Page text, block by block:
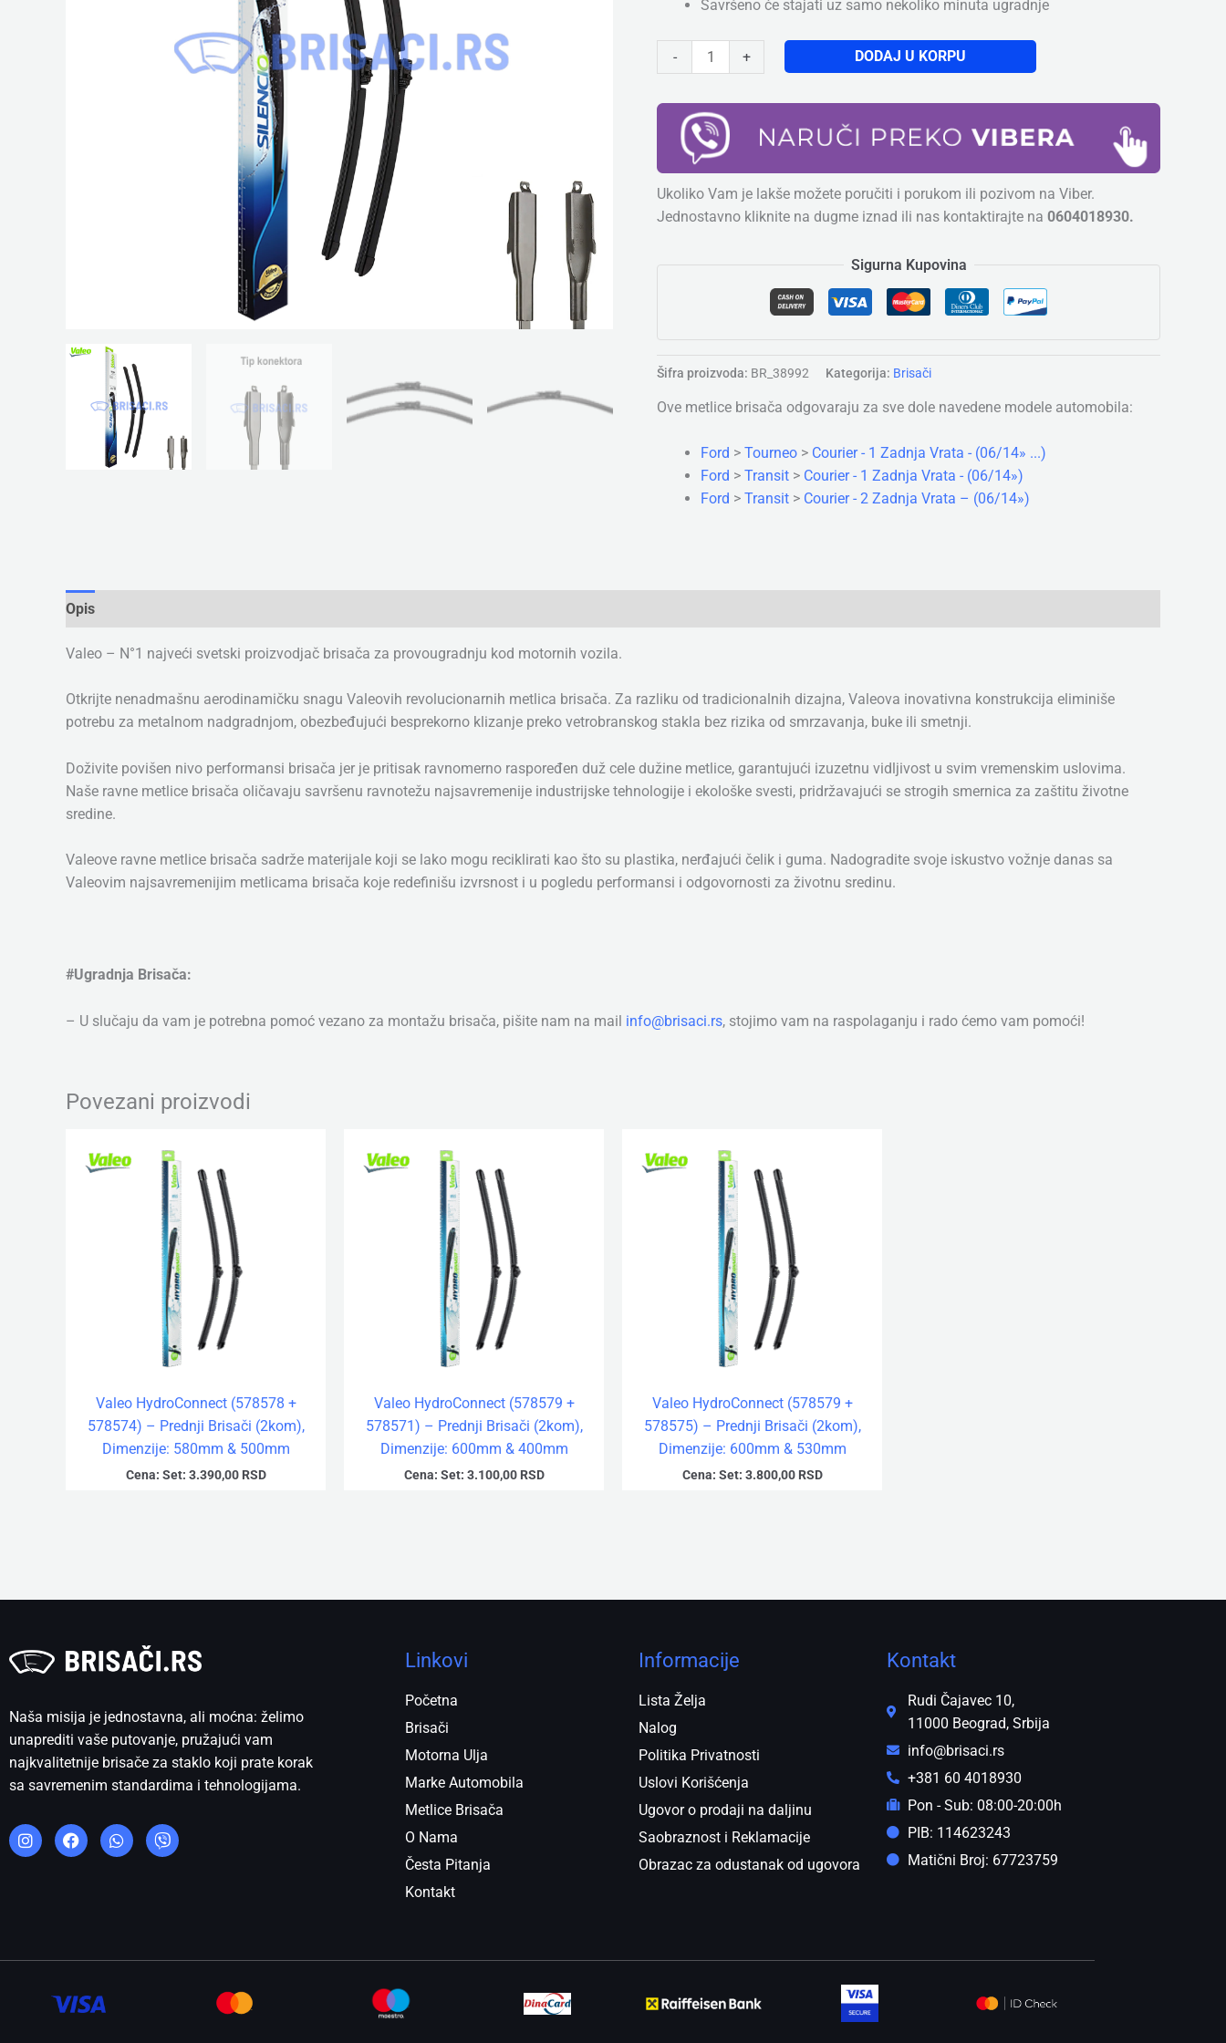
Savršeno će stajati uz samo nekoliko minuta ugradnje
-
&
+ DODAJ U KORPU
Ukoliko Vam je lakše možete poručiti i porukom ili pozivom na Viber.
Jednostavno kliknite na dugme iznad ili nas kontaktirajte na 0604018930.
Sigurna Kupovina
Šifra proizvoda: BR_38992 Kategorija: Brisači
Ove metlice brisača odgovaraju za sve dole navedene modele automobila:
Ford > Tourneo > Courier - 1 Zadnja Vrata - (06/14» ...)
Ford > Transit > Courier - 1 Zadnja Vrata - (06/14»)
Ford > Transit > Courier - 2 Zadnja Vrata – (06/14»)
Opis
Valeo – N°1 najveći svetski proizvodjač brisača za provougradnju kod motornih vozila.
Otkrijte nenadmašnu aerodinamičku snagu Valeovih revolucionarnih metlica brisača. Za razliku od tradicionalnih dizajna, Valeova inovativna konstrukcija eliminiše
potrebu za metalnom nadgradnjom, obezbeđujući besprekorno klizanje preko vetrobranskog stakla bez rizika od smrzavanja, buke ili smetnji.
Doživite povišen nivo performansi brisača jer je pritisak ravnomerno raspoređen duž cele dužine metlice, garantujući izuzetnu vidljivost u svim vremenskim uslovima.
Naše ravne metlice brisača oličavaju savršenu ravnotežu najsavremenije industrijske tehnologije i ekološke svesti, pridržavajući se strogih smernica za zaštitu životne
sredine.
Valeove ravne metlice brisača sadrže materijale koji se lako mogu reciklirati kao što su plastika, nerđajući čelik i guma. Nadogradite svoje iskustvo vožnje danas sa
Valeovim najsavremenijim metlicama brisača koje redefinišu izvrsnost i u pogledu performansi i odgovornosti za životnu sredinu.
#Ugradnja Brisača:
– U slučaju da vam je potrebna pomoć vezano za montažu brisača, pišite nam na mail info@brisaci.rs, stojimo vam na raspolaganju i rado ćemo vam pomoći!
Povezani proizvodi
Valeo HydroConnect (578578 +
578574) – Prednji Brisači (2kom),
Dimenzije: 580mm & 500mm
Cena: Set: 3.390,00 RSD
Valeo HydroConnect (578579 +
578571) – Prednji Brisači (2kom),
Dimenzije: 600mm & 400mm
Cena: Set: 3.100,00 RSD
Valeo HydroConnect (578579 +
578575) – Prednji Brisači (2kom),
Dimenzije: 600mm & 530mm
Cena: Set: 3.800,00 RSD
Naša misija je jednostavna, ali moćna: želimo
unaprediti vaše putovanje, pružajući vam
najkvalitetnije brisače za staklo koji prate korak
sa savremenim standardima i tehnologijama.
n
s
a
c
h
a
i
b
Linkovi
Početna
Brisači
Motorna Ulja
Marke Automobila
Metlice Brisača
O Nama
Česta Pitanja
Kontakt
Informacije
Lista Želja
Nalog
Politika Privatnosti
Uslovi Korišćenja
Ugovor o prodaji na daljinu
Saobraznost i Reklamacije
Obrazac za odustanak od ugovora
Kontakt
Rudi Čajavec 10,
11000 Beograd, Srbija
info@brisaci.rs
+381 60 4018930
Pon - Sub: 08:00-20:00h
PIB: 114623243
Matični Broj: 67723759